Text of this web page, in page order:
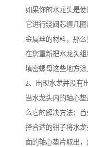
如果你的水龙头是
它进行绕阀芯缠几
金属丝的材料，那么
在您重新把水龙头
填密螺母这些地方
2、出现水龙并没有
当水龙头内的轴心
么它的解决方法：
择合适的钳子将水
面的轴心垫片取出